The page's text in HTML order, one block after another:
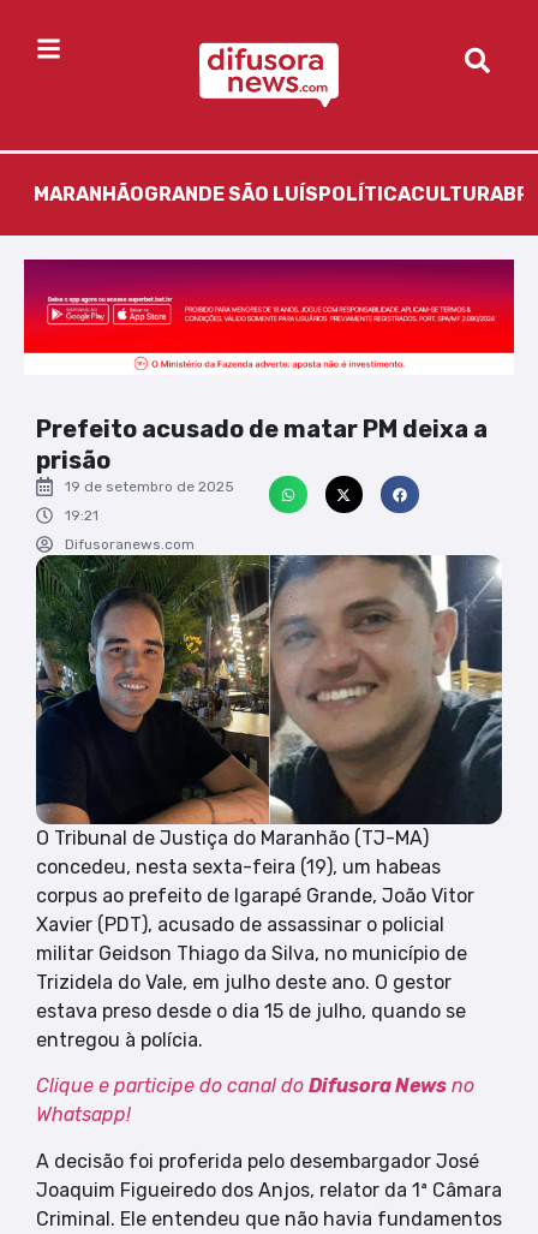
MARANHÃOGRANDE SÃO LUÍS POLÍTICACULTURA
Prefeito acusado de matar PM deixa a
prisão
19 de setembro de 2025
19:21
Difusoranews.com
O Tribunal de Justiça do Maranhão (TJ-MA)
concedeu, nesta sexta-feira (19), um habeas
corpus ao prefeito de Igarapé Grande, João Vitor
Xavier (PDT), acusado de assassinar o policial
militar Geidson Thiago da Silva, no município de
Trizidela do Vale, em julho deste ano. O gestor
estava preso desde o dia 15 de julho, quando se
entregou à polícia.
Clique e participe do canal do Difusora News no
Whatsapp!
A decisão foi proferida pelo desembargador José
Joaquim Figueiredo dos Anjos, relator da 1ª Câmara
Criminal. Ele entendeu que não havia fundamentos